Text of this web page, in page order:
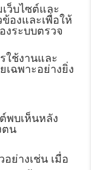
ว็บไซต์และ
องและเพื่อให้
งระบบตรวจ
ใช้งานและ
เฉพาะอย่างยิ่ง
พบเห็นหลัง
ตน
ย่างเช่น เมื่อ